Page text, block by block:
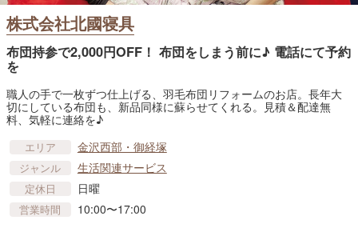
株式会社北國寝具
布団持参で2,000円OFF！ 布団をしまう前に♪ 電話にて予約
を
職人の手で一枚ずつ仕上げる、羽毛布団リフォームのお店。長年大
切にしている布団も、新品同様に蘇らせてくれる。見積＆配達無
料、気軽に連絡を♪
エリア 金沢西部・御経塚
ジャンル 生活関連サービス
定休日 日曜
営業時間 10:00〜17:00